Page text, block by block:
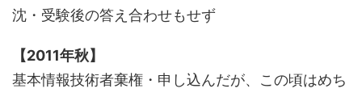
沈・受験後の答え合わせもせず
【2011年秋】
基本情報技術者棄権・申し込んだが、この頃はめち